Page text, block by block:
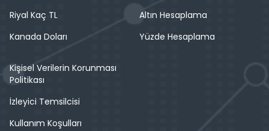
Riyal Kaç TL
Kanada Doları
Altın Hesaplama
Yüzde Hesaplama
Kişisel Verilerin Korunması
Politikası
İzleyici Temsilcisi
Kullanım Koşulları